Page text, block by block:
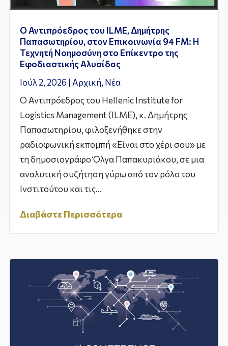
Ο Αντιπρόεδρος του ILME, Δημήτρης
Παπασωτηρίου, στον Επικοινωνία 94 FM: Η
Τεχνητή Νοημοσύνη στο Επίκεντρο της
Εφοδιαστικής Αλυσίδας
Ιούλ 2, 2026 | Αρχική, Νέα
Ο Αντιπρόεδρος του Hellenic Institute for
Logistics Management (ILME), κ. Δημήτρης
Παπασωτηρίου, φιλοξενήθηκε στην
ραδιοφωνική εκπομπή «Είναι στο χέρι σου» με
τη δημοσιογράφο Όλγα Παπακυριάκου, σε μια
αναλυτική συζήτηση γύρω από τον ρόλο του
Ινστιτούτου και τις...
Διαβάστε Περισσότερα